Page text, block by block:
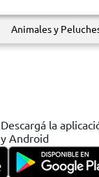
Animales y
Descargá la
y Android